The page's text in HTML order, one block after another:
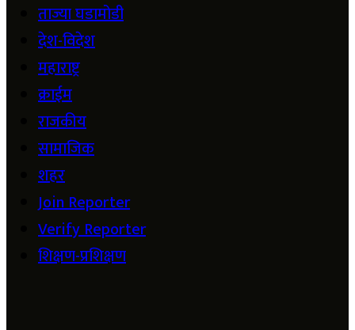
ताज्या घडामोडी
देश-विदेश
महाराष्ट्र
क्राईम
राजकीय
सामाजिक
शहर
Join Reporter
Verify Reporter
शिक्षण-प्रशिक्षण